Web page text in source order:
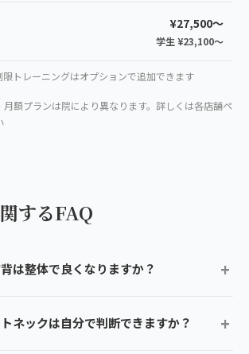
¥27,500〜
学生 ¥23,100〜
トレーニングはオプションで追加できます
額プランは院により異なります。詳しくは各店舗ペ
するFAQ
は整体で良くなりますか？
ネックは自分で判断できますか？